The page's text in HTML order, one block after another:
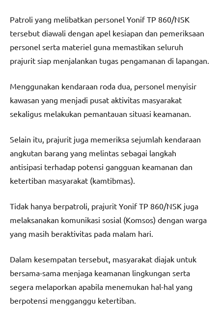
Patroli yang melibatkan personel Yonif TP 860/NSK
tersebut diawali dengan apel kesiapan dan pemeriksaan
personel serta materiel guna memastikan seluruh
prajurit siap menjalankan tugas pengamanan di lapangan.
Menggunakan kendaraan roda dua, personel menyisir
kawasan yang menjadi pusat aktivitas masyarakat
sekaligus melakukan pemantauan situasi keamanan.
Selain itu, prajurit juga memeriksa sejumlah kendaraan
angkutan barang yang melintas sebagai langkah
antisipasi terhadap potensi gangguan keamanan dan
ketertiban masyarakat (kamtibmas).
Tidak hanya berpatroli, prajurit Yonif TP 860/NSK juga
melaksanakan komunikasi sosial (Komsos) dengan warga
yang masih beraktivitas pada malam hari.
Dalam kesempatan tersebut, masyarakat diajak untuk
bersama-sama menjaga keamanan lingkungan serta
segera melaporkan apabila menemukan hal-hal yang
berpotensi mengganggu ketertiban.